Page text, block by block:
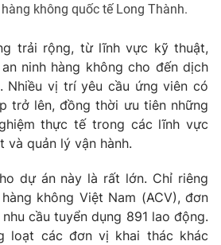
Vươn mình bằng AI
VTV8
English
không quốc tế Long Thành.
trải rộng, từ lĩnh vực kỹ thuật,
ninh hàng không cho đến dịch
Nhiều vị trí yêu cầu ứng viên có
trở lên, đồng thời ưu tiên những
thực tế trong các lĩnh vực
và quản lý vận hành.
dự án này là rất lớn. Chỉ riêng
không Việt Nam (ACV), đơn
cầu tuyển dụng 891 lao động.
loạt các đơn vị khai thác khác